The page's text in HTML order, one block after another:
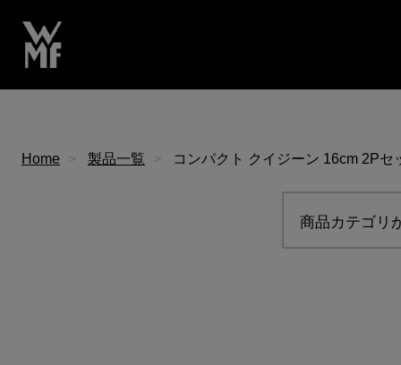
Home 製品一覧 コンパクト クイジーン 16cm 2Pセ
商品カテゴリ